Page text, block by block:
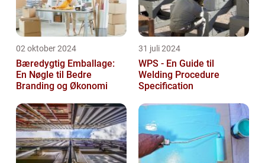
02 oktober 2024
Bæredygtig Emballage:
En Nøgle til Bedre
Branding og Økonomi
31 juli 2024
WPS - En Guide til
Welding Procedure
Specification